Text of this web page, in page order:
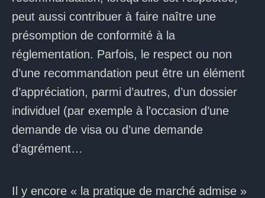
peut aussi contribuer à faire naître une
présomption de conformité à la
réglementation. Parfois, le respect ou non
d’une recommandation peut être un élément
d’appréciation, parmi d’autres, d’un dossier
individuel (par exemple à l’occasion d’une
demande de visa ou d’une demande
d’agrément…
Il y encore « la pratique de marché admise »